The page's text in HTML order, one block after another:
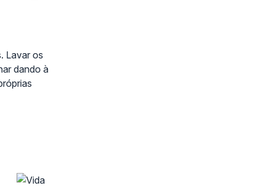
Lavar os
dando à